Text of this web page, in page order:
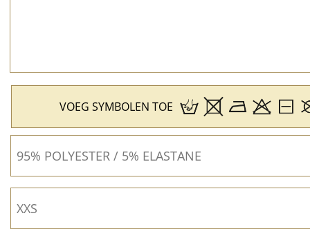
VOEG SYMBOLEN TOE